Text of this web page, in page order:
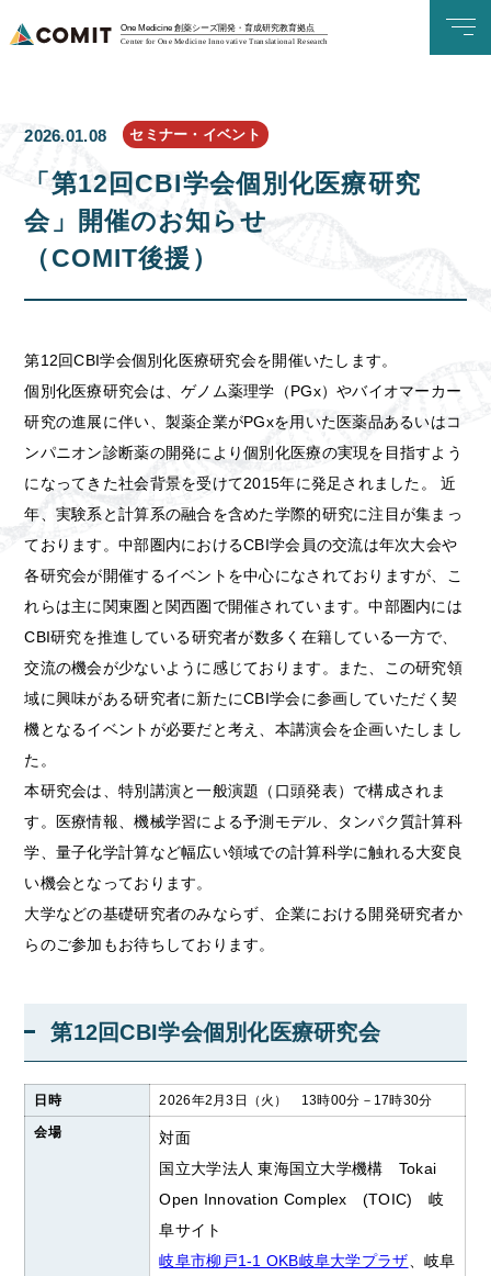
One Medicine 創薬シーズ開発・育成研究教育拠点
Center for One Medicine Innovative Translational Research
2026.01.08 セミナー・イベント
「第12回CBI学会個別化医療研究
会」開催のお知らせ
（COMIT後援）
第12回CBI学会個別化医療研究会を開催いたします。
個別化医療研究会は、ゲノム薬理学（PGx）やバイオマーカー
研究の進展に伴い、製薬企業がPGxを用いた医薬品あるいはコ
ンパニオン診断薬の開発により個別化医療の実現を目指すよう
になってきた社会背景を受けて2015年に発足されました。 近
年、実験系と計算系の融合を含めた学際的研究に注目が集まっ
ております。中部圏内におけるCBI学会員の交流は年次大会や
各研究会が開催するイベントを中心になされておりますが、こ
れらは主に関東圏と関西圏で開催されています。中部圏内には
CBI研究を推進している研究者が数多く在籍している一方で、
交流の機会が少ないように感じております。また、この研究領
域に興味がある研究者に新たにCBI学会に参画していただく契
機となるイベントが必要だと考え、本講演会を企画いたしまし
た。
本研究会は、特別講演と一般演題（口頭発表）で構成されま
す。医療情報、機械学習による予測モデル、タンパク質計算科
学、量子化学計算など幅広い領域での計算科学に触れる大変良
い機会となっております。
大学などの基礎研究者のみならず、企業における開発研究者か
らのご参加もお待ちしております。
第12回CBI学会個別化医療研究会
日時 2026年2月3日（火） 13時00分－17時30分
会場
対面
国立大学法人 東海国立大学機構 Tokai
Open Innovation Complex
(TOIC) 岐
阜サイト
岐阜市柳戸1-1 OKB岐阜大学プラザ、岐阜